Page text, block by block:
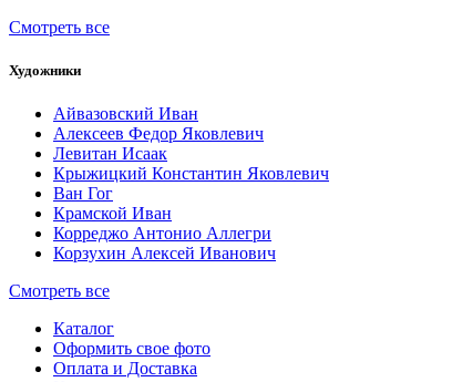
Смотреть все
Художники
Айвазовский Иван
Алексеев Федор Яковлевич
Левитан Исаак
Крыжицкий Константин Яковлевич
Ван Гог
Крамской Иван
Корреджо Антонио Аллегри
Корзухин Алексей Иванович
Смотреть все
Каталог
Оформить свое фото
Оплата и Доставка